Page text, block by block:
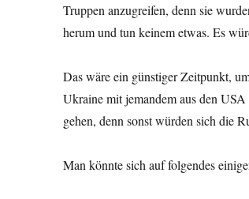
Truppen anzugreifen, denn sie
herum und tun keinem etwas. Es
Das wäre ein günstiger Zeitpunkt,
Ukraine mit jemandem aus den
gehen, denn sonst würden sich die
Man könnte sich auf folgendes